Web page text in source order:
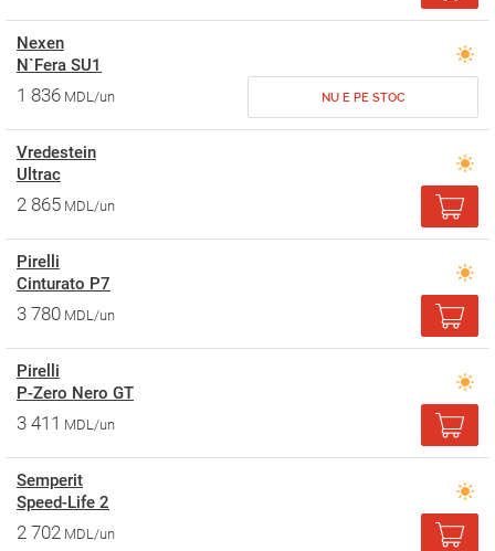
Nexen
N`Fera SU1
1 836 MDL/un NU E PE STOC
Vredestein
Ultrac
2 865 MDL/un
Pirelli
Cinturato P7
3 780 MDL/un
Pirelli
P-Zero Nero GT
3 411 MDL/un
Semperit
Speed-Life 2
2 702 MDL/un